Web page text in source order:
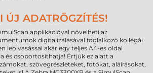
ÚJ ADATRÖGZÍTÉS!
applikációval növelheti az
digitalizálásával foglalkozó kollégái
leolvasással akár egy teljes A4-es oldal
és csoportosíthatja! Értjük ez alatt a
szövegrészleteket, fotókat, aláírásokat,